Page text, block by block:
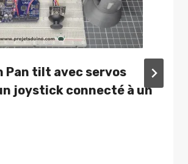
Pan tilt avec servos
joystick connecté à un